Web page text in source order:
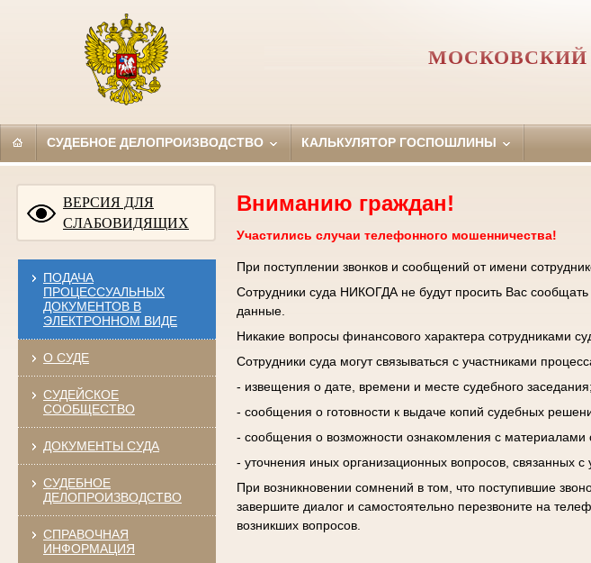
МОСКОВСКИЙ
СУДЕБНОЕ ДЕЛОПРОИЗВОДСТВО КАЛЬКУЛЯТОР ГОСПОШЛИНЫ
ВЕРСИЯ ДЛЯ
СЛАБОВИДЯЩИХ
ПОДАЧА
ПРОЦЕССУАЛЬНЫХ
ДОКУМЕНТОВ В
ЭЛЕКТРОННОМ ВИДЕ
О СУДЕ
СУДЕЙСКОЕ
СООБЩЕСТВО
ДОКУМЕНТЫ СУДА
СУДЕБНОЕ
ДЕЛОПРОИЗВОДСТВО
СПРАВОЧНАЯ
ИНФОРМАЦИЯ
Вниманию граждан!
Участились случаи телефонного мошенничества!
При поступлении звонков и сообщений от имени
Сотрудники суда НИКОГДА не будут просить Вас
данные.
Никакие вопросы финансового характера сотрудниками
Сотрудники суда могут связываться с участниками
- извещения о дате, времени и месте судебного заседания;
- сообщения о готовности к выдаче копий судебных
- сообщения о возможности ознакомления с материалами
- уточнения иных организационных вопросов, связанных
При возникновении сомнений в том, что поступившие
завершите диалог и самостоятельно перезвоните на
возникших вопросов.